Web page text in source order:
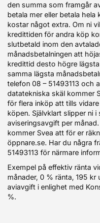
den summa som framgår
betala mer eller betala
kostar något extra. Om ni
kredittiden för andra köp
slutbetald inom den
månadsbetalningen att
kredittid desto högre
samma lägsta
telefon 08 – 51493113 och
datatekniska skäl kommer
för flera inköp att tills
köpen. Självklart slipper ni
aviseringsavgift per
kommer Svea att för er
öppnare.se. Har du några
51493113 för närmare
Exempel på effektiv ränta
månader, 0 % ränta, 195
aviavgift i enlighet med
%.